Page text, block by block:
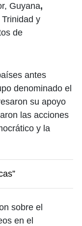
Guyana,
y
de
antes
denominado el
su apoyo
las acciones
y la
sobre el
en el